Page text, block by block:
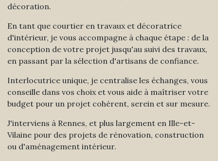
décoration.
En tant que courtier en travaux et décoratrice
d'intérieur, je vous accompagne à chaque étape : de la
conception de votre projet jusqu'au suivi des travaux,
en passant par la sélection d'artisans de confiance.
Interlocutrice unique, je centralise les échanges, vous
conseille dans vos choix et vous aide à maîtriser votre
budget pour un projet cohérent, serein et sur mesure.
J'interviens à Rennes, et plus largement en Ille-et-
Vilaine pour des projets de rénovation, construction
ou d'aménagement intérieur.